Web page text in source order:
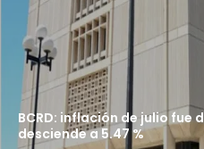
BCRD: inflación de julio fue
desciende a 5.47 %